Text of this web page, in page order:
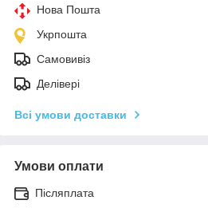
Нова Пошта
Укрпошта
Самовивіз
Делівері
Всі умови доставки
Умови оплати
Післяплата